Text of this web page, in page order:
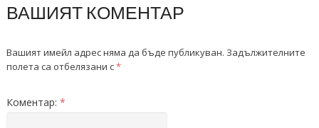
ВАШИЯТ КОМЕНТАР
Вашият имейл адрес няма да бъде публикуван. Задължителните
полета са отбелязани с*
Коментар: *